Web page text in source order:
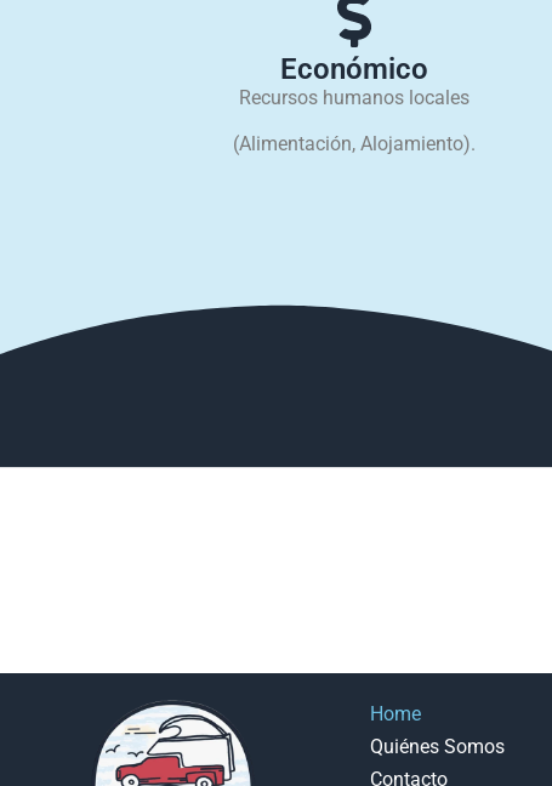
Económico
Recursos humanos locales
(Alimentación, Alojamiento).
Home
Quiénes Somos
Contacto